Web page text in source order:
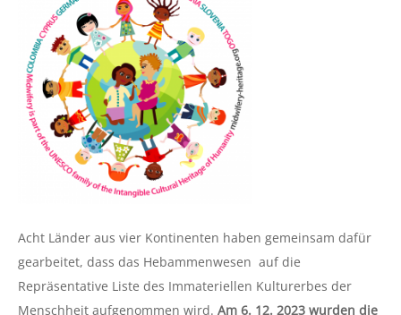
Acht Länder aus vier Kontinenten haben gemeinsam dafür
gearbeitet, dass das Hebammenwesen auf die
Repräsentative Liste des Immateriellen Kulturerbes der
Menschheit aufgenommen wird. Am 6. 12. 2023 wurden die